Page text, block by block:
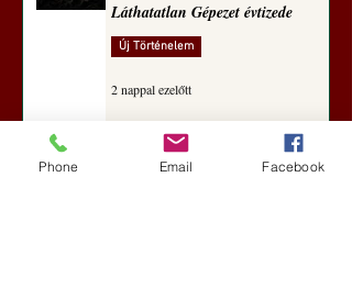
Láthatatlan Gépezet évtizede
Új Történelem
2 nappal ezelőtt
Darai Lajos: Naplóbölcsességeim
Phone Email Facebook